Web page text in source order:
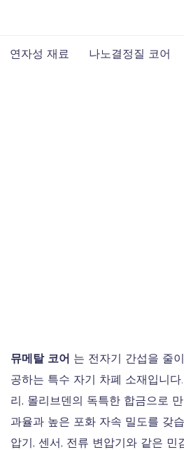
연자성 재료 나노결정질 코어
뮤메탈 코어 는 전자기 간섭을 줄
공하는 특수 자기 차폐 소재입니
리, 몰리브덴의 독특한 합금으로
과율과 높은 포화 자속 밀도를 갖
압기, 센서, 전류 변압기와 같은 민